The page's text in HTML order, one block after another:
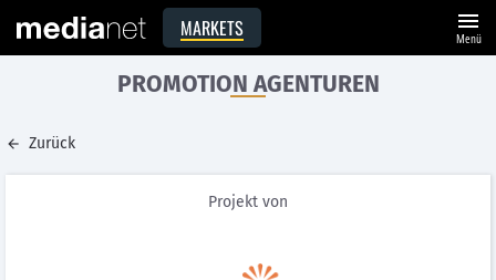
MARKETS menu
Menü
PROMOTION AGENTUREN
Zurück
Projekt von